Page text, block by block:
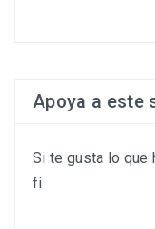
Apoya a este
Si te gusta lo que
fi